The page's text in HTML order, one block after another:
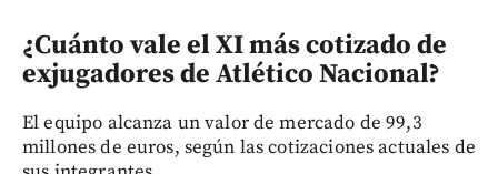
¿Cuánto vale el XI más cotizado de
exjugadores de Atlético Nacional?
El equipo alcanza un valor de mercado de 99,3
millones de euros, según las cotizaciones actuales de